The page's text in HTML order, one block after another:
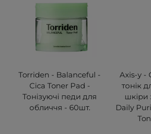
Torriden - Balanceful -
Cica Toner Pad -
Тонізуючі педи для
обличчя - 60шт.
Axis-y -
тонік
шкіри
Daily